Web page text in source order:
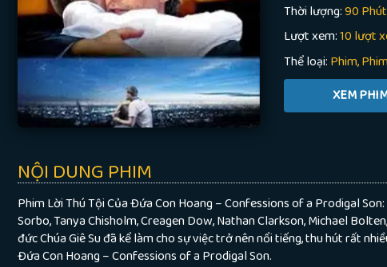
Thời lượng:90 Phút
Lượt xem:10 lượt
Thể loại: Phim
NỘI DUNG PHIM
Phim Lời Thú Tội Của Đứa Con Hoang – Confessions of a Prodigal
Sorbo, Tanya Chisholm, Creagen Dow, Nathan Clarkson, Michael
đức Chúa Giê Su đã kể làm cho sự việc trở nên nổi tiếng, thu hút rất
Đứa Con Hoang – Confessions of a Prodigal Son.